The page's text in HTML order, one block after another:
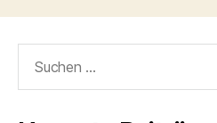
nach: